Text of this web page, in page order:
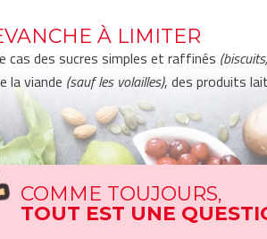
À LIMITER
cas des sucres simples et raffinés
la viande (sauf les volailles), des produits
COMME TOUJOURS,
TOUT EST UNE